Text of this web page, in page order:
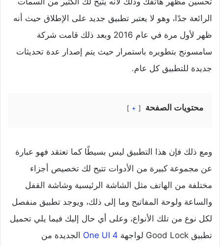
الرائعة جدًا، وهو لا يعتبر تطبيق جديد على الإطلاق حيث أنه
ظهر لأول مرة في عام 2016 وبعد ذلك قامت شركة
سامسونج بتطويره باستمرار حيث يتم إصدار عدة تحديثات
جديدة للتطبيق كل عام.
محتويات الصفحة +
ومع ذلك فإن هذا التطبيق ليس بسيطًا كما تعتقد فهو عبارة
عن مجموعة كبيرة من الأدوات تتيح لك تخصيص أجزاء
مختلفة من الهاتف مثل الشاشة الرئيسية وشاشة القفل
والساعة ولوحة المفاتيح وما إلى ذلك، ويوجد تطبيق منفصل
لكل نوع من تلك الأنواع، وعلى أي حال إليك فيما يلي تحميل
تطبيق Good Lock لواجهة
One UI 4 الجديدة من